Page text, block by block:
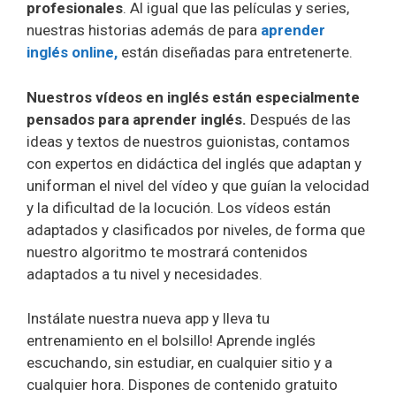
profesionales. Al igual que las películas y series,
nuestras historias además de para aprender
inglés online, están diseñadas para entretenerte.
Nuestros vídeos en inglés están especialmente
pensados para aprender inglés. Después de las
ideas y textos de nuestros guionistas, contamos
con expertos en didáctica del inglés que adaptan y
uniforman el nivel del vídeo y que guían la velocidad
y la dificultad de la locución. Los vídeos están
adaptados y clasificados por niveles, de forma que
nuestro algoritmo te mostrará contenidos
adaptados a tu nivel y necesidades.
Instálate nuestra nueva app y lleva tu
entrenamiento en el bolsillo! Aprende inglés
escuchando, sin estudiar, en cualquier sitio y a
cualquier hora. Dispones de contenido gratuito